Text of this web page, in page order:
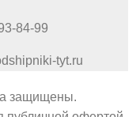
84-99
tyt.ru
защищены.